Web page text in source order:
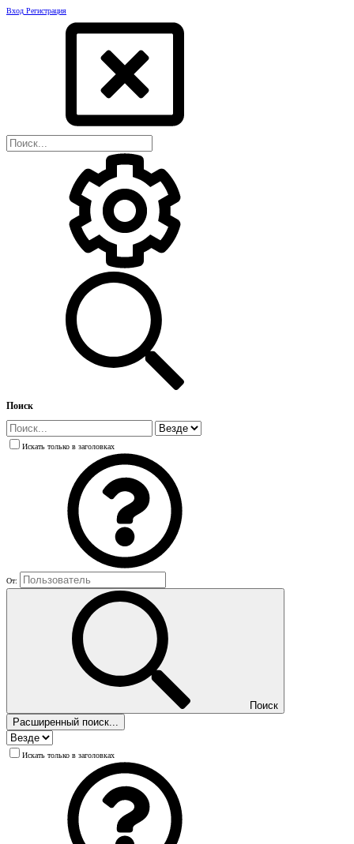
Вход Регистрация
Поиск
Искать только в заголовках
От:
Поиск
Расширенный поиск...
Искать только в заголовках